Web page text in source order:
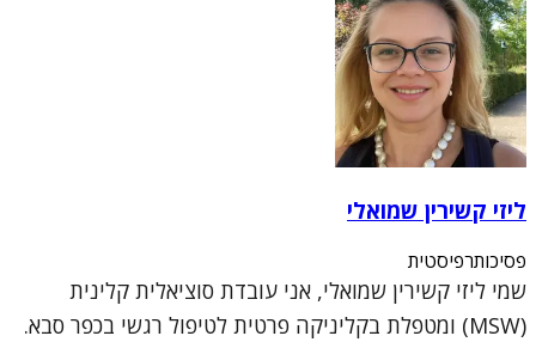
ליזי קשירין שמואלי
פסיכותרפיסטית
שמי ליזי קשירין שמואלי, אני עובדת סוציאלית קלינית
(MSW) ומטפלת בקליניקה פרטית לטיפול רגשי בכפר סבא.